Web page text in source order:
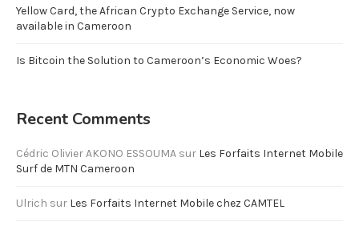
Yellow Card, the African Crypto Exchange Service, now
available in Cameroon
Is Bitcoin the Solution to Cameroon’s Economic Woes?
Recent Comments
Cédric Olivier AKONO ESSOUMA sur Les Forfaits Internet Mobile
Surf de MTN Cameroon
Ulrich sur Les Forfaits Internet Mobile chez CAMTEL